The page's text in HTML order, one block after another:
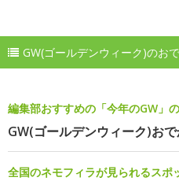
GW(ゴールデンウィーク)のお
編集部おすすめの「今年のGW」
GW(ゴールデンウィーク)お
全国のネモフィラが見られるスポ